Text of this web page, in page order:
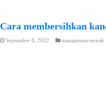
Cara membersihkan
September 8, 2022 manajemen-ternak